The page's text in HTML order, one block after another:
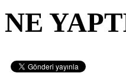
NE